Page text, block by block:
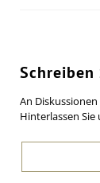
Schreiben
An
Hinterlassen